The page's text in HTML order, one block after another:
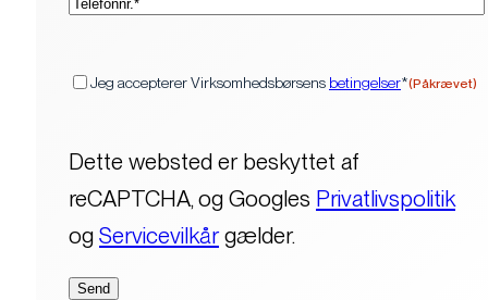
Jeg accepterer Virksomhedsbørsens betingelser*(Påkrævet)
Dette websted er beskyttet af
reCAPTCHA, og Googles Privatlivspolitik
og Servicevilkårgælder.